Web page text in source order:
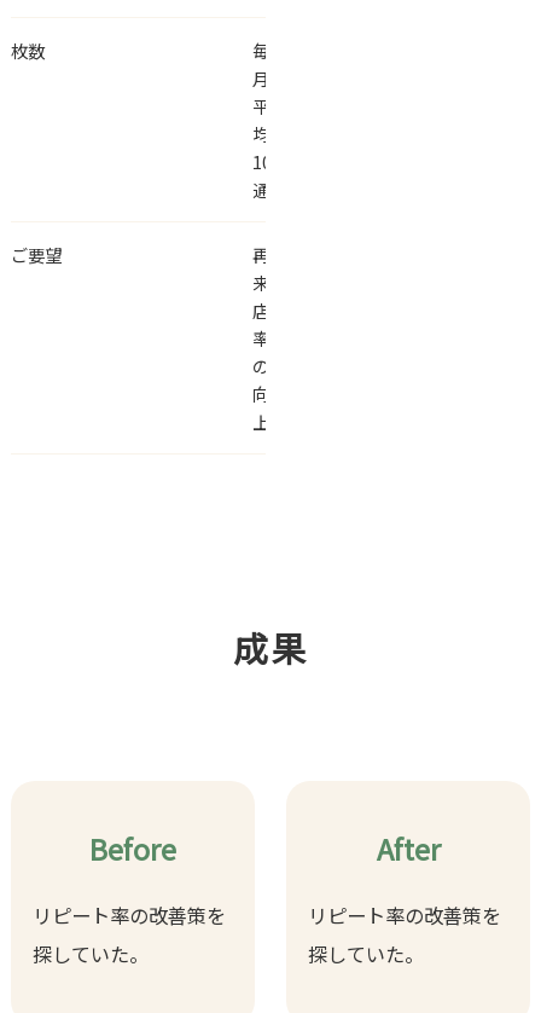
枚数
毎
月
平
均
100~150
通
ご要望
再
来
店
率
の
向
上
成果
Before
リピート率の改善策を
探していた。
After
リピート率の改善策を
探していた。